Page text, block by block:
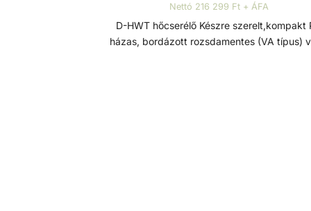
Nettó 216 299 Ft + ÁFA
D-HWT hőcserélő Készre szerelt,kompakt PP
házas, bordázott rozsdamentes (VA típus)